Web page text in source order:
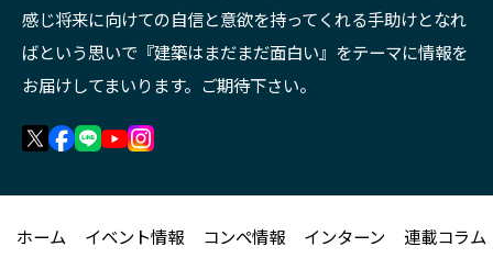
感じ将来に向けての自信と意欲を持ってくれる手助けとなれ
ばという思いで『建築はまだまだ面白い』をテーマに情報を
お届けしてまいります。ご期待下さい。
ホーム イベント情報 コンペ情報 インターン 連載コラム